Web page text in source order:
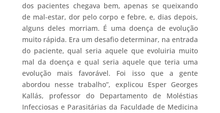
dos pacientes chegava bem, apenas se queixando
de mal-estar, dor pelo corpo e febre, e, dias depois,
alguns deles morriam. É uma doença de evolução
muito rápida. Era um desafio determinar, na entrada
do paciente, qual seria aquele que evoluiria muito
mal da doença e qual seria aquele que teria uma
evolução mais favorável. Foi isso que a gente
abordou nesse trabalho”, explicou Esper Georges
Kallás, professor do Departamento de Moléstias
Infecciosas e Parasitárias da Faculdade de Medicina